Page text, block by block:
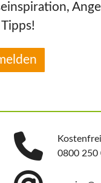
0800 250